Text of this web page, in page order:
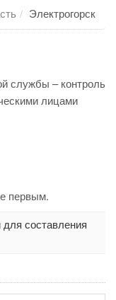
Электрогорск
службы – контроль
лицами
первым.
составления